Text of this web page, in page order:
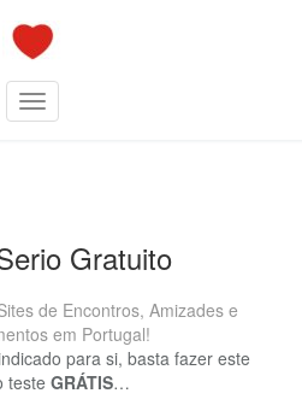
Toggle navigation
Gratuito
de Encontros, Amizades e
em Portugal!
para si, basta fazer este
teste GRÁTIS…